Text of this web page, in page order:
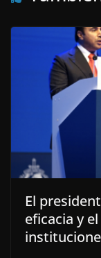
El
eficacia y